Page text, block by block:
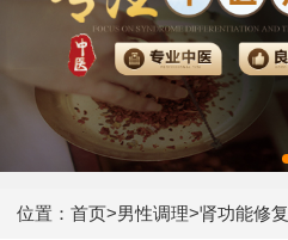
位置： 首页>男性调理>肾功能修复